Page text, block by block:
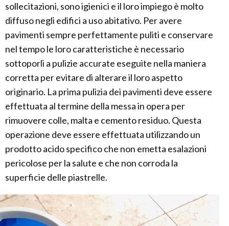
sollecitazioni, sono igienici e il loro impiego è molto
diffuso negli edifici a uso abitativo. Per avere
pavimenti sempre perfettamente puliti e conservare
nel tempo le loro caratteristiche è necessario
sottoporli a pulizie accurate eseguite nella maniera
corretta per evitare di alterare il loro aspetto
originario. La prima pulizia dei pavimenti deve essere
effettuata al termine della messa in opera per
rimuovere colle, malta e cemento residuo. Questa
operazione deve essere effettuata utilizzando un
prodotto acido specifico che non emetta esalazioni
pericolose per la salute e che non corroda la
superficie delle piastrelle.